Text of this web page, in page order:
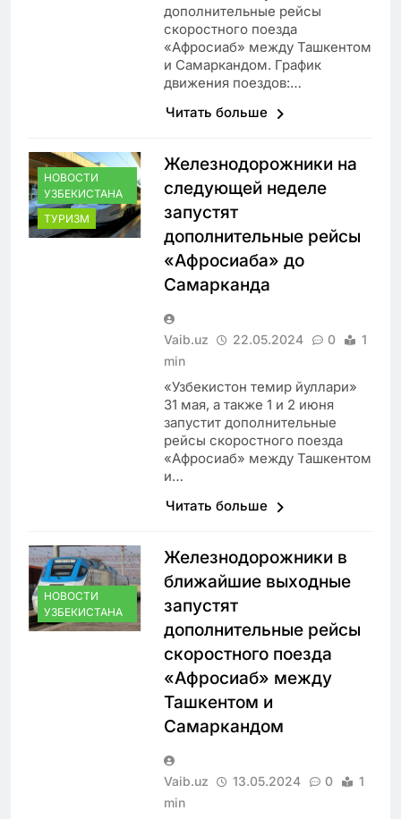
дополнительные рейсы
скоростного поезда
«Афросиаб» между Ташкентом
и Самаркандом. График
движения поездов:…
Читать больше
НОВОСТИ
УЗБЕКИСТАНА
ТУРИЗМ
Железнодорожники на
следующей неделе
запустят
дополнительные рейсы
«Афросиаба» до
Самарканда
Vaib.uz 22.05.2024 0
1
min
«Узбекистон темир йуллари»
31 мая, а также 1 и 2 июня
запустит дополнительные
рейсы скоростного поезда
«Афросиаб» между Ташкентом
и…
Читать больше
НОВОСТИ
УЗБЕКИСТАНА
Железнодорожники в
ближайшие выходные
запустят
дополнительные рейсы
скоростного поезда
«Афросиаб» между
Ташкентом и
Самаркандом
Vaib.uz 13.05.2024 0
1
min